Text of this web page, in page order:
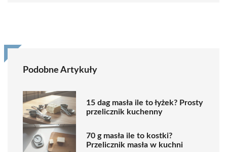
Podobne Artykuły
15 dag masła ile to łyżek? Prosty
przelicznik kuchenny
70 g masła ile to kostki?
Przelicznik masła w kuchni